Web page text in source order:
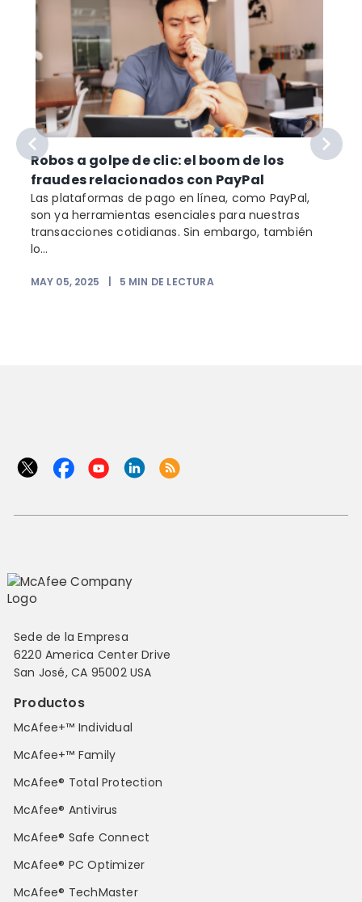
Robos a golpe de clic: el boom de los
fraudes relacionados con PayPal
Las plataformas de pago en línea, como PayPal,
son ya herramientas esenciales para nuestras
transacciones cotidianas. Sin embargo, también
lo...
MAY 05, 2025 5 MIN DE LECTURA
Sede de la Empresa
6220 America Center Drive
San José, CA 95002 USA
Productos
McAfee+™ Individual
McAfee+™ Family
McAfee® Total Protection
McAfee® Antivirus
McAfee® Safe Connect
McAfee® PC Optimizer
McAfee® TechMaster